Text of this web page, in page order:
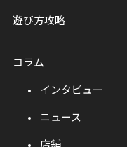
遊び方攻略
コラム
インタビュー
ニュース